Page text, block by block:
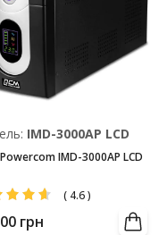
IMD-3000AP LCD
IMD-3000AP LCD
( 4.6)
грн